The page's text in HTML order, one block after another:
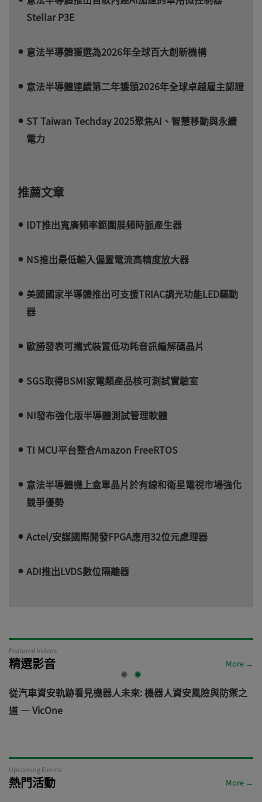
Stellar P3E
意法半導體獲選為2026年全球百大創新機構
意法半導體連續第二年獲頒2026年全球卓越雇主認證
ST Taiwan Techday 2025聚焦AI、智慧移動與永續
電力
推薦文章
IDT推出寬廣頻率範圍展頻時脈產生器
NS推出最低輸入偏置電流高精度放大器
美國國家半導體推出可支援TRIAC調光功能LED驅動
器
歐勝發表可攜式裝置低功耗音訊編解碼晶片
SGS取得BSMI家電類產品核可測試實驗室
NI發布強化版半導體測試管理軟體
TI MCU平台整合Amazon FreeRTOS
意法半導體機上盒單晶片於有線和衛星電視市場強化
競爭優勢
Actel/安謀國際開發FPGA應用32位元處理器
ADI推出LVDS數位隔離器
Featured Videos
精選影音 More →
從汽車資安軌跡看見機器人未來: 機器人資安風險與防禦之
道 — VicOne
Upcoming Events
熱門活動 More →